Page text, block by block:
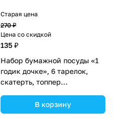
Старая цена
270 ₽
Цена со скидкой
135 ₽
Набор бумажной посуды «1
годик дочке», 6 тарелок,
скатерть, топпер
В корзину